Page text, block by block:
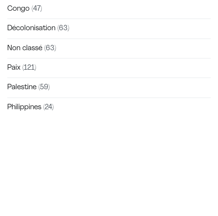
Congo (47)
Décolonisation (63)
Non classé (63)
Paix (121)
Palestine (59)
Philippines (24)